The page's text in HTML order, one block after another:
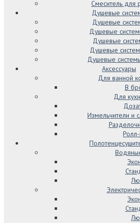
Смеситель для
Душевые
Душевые
Душевые
Душевые
Душевые
Душевые
Аксессуары
Для ванной
В
Для
Измельчители и